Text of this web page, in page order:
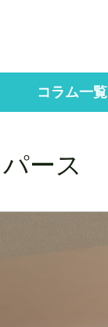
コラム一覧
ース